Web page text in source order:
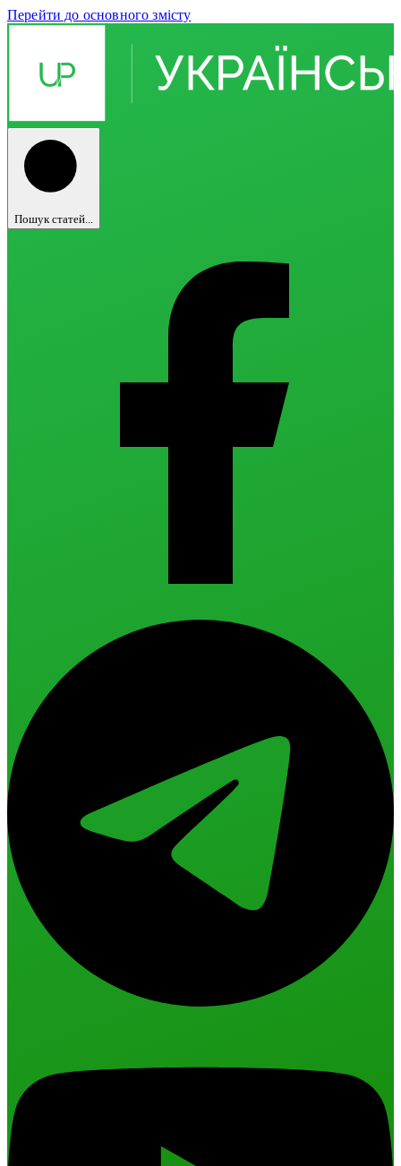
Перейти до основного змісту
Пошук статей...